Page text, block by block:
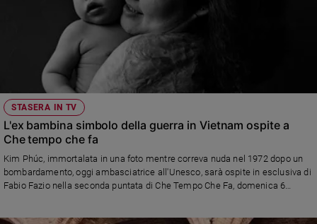
STASERA IN TV
L'ex bambina simbolo della guerra in Vietnam ospite a
Che tempo che fa
Kim Phúc, immortalata in una foto mentre correva nuda nel 1972 dopo un
bombardamento, oggi ambasciatrice all'Unesco, sarà ospite in esclusiva di
Fabio Fazio nella seconda puntata di Che Tempo Che Fa, domenica 6